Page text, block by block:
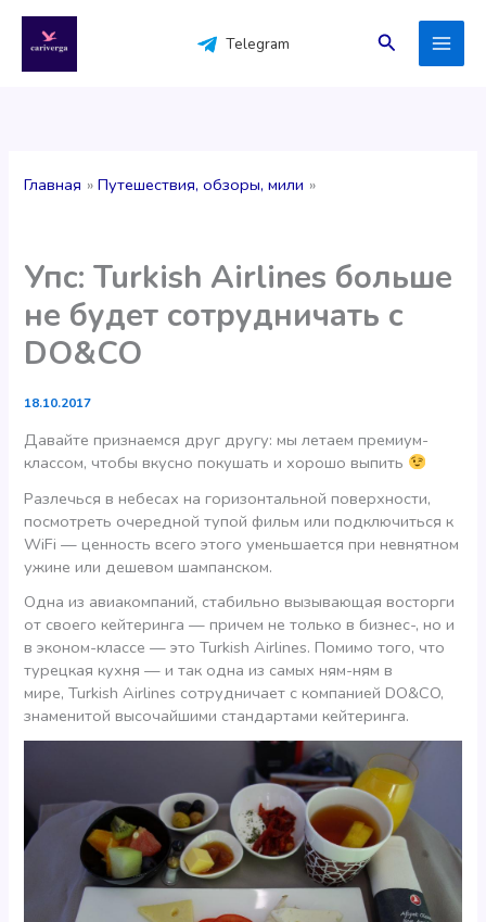
содержимому
Telegram Поиск
Главная Путешествия, обзоры, мили
Упс: Turkish Airlines больше
не будет сотрудничать с
DO&CO
18.10.2017
Давайте признаемся друг другу: мы летаем премиум-
классом, чтобы вкусно покушать и хорошо выпить
Разлечься в небесах на горизонтальной поверхности,
посмотреть очередной тупой фильм или подключиться к
WiFi — ценность всего этого уменьшается при невнятном
ужине или дешевом шампанском.
Одна из авиакомпаний, стабильно вызывающая восторги
от своего кейтеринга — причем не только в бизнес-, но и
в эконом-классе — это Turkish Airlines. Помимо того, что
турецкая кухня — и так одна из самых ням-ням в
мире, Turkish Airlines сотрудничает с компанией DO&CO,
знаменитой высочайшими стандартами кейтеринга.